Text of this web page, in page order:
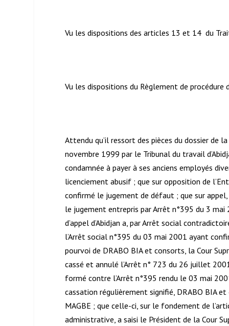
Vu les dispositions des articles 13 et 14 du
Vu les dispositions du Règlement de procédure
Attendu qu’il ressort des pièces du dossier de
novembre 1999 par le Tribunal du travail
condamnée à payer à ses anciens employés
licenciement abusif ; que sur opposition de
confirmé le jugement de défaut ; que sur appel,
le jugement entrepris par Arrêt n°395 du 3 mai
d’appel d’Abidjan a, par Arrêt social
l’Arrêt social n°395 du 03 mai 2001 ayant
pourvoi de DRABO BIA et consorts, la Cour
cassé et annulé l’Arrêt n° 723 du 26 juillet
formé contre l’Arrêt n°395 rendu le 03 mai
cassation régulièrement signifié, DRABO BIA
MAGBE ; que celle-ci, sur le fondement de
administrative, a saisi le Président de la Cour